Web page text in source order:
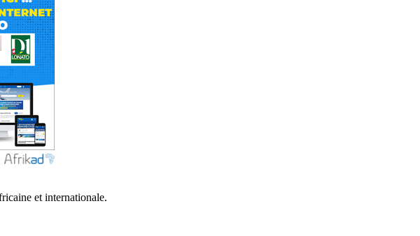
et internationale.